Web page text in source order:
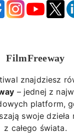
FilmFreeway
znajdziesz
– jednej z
platform,
swoje dzieła
z całego świata.